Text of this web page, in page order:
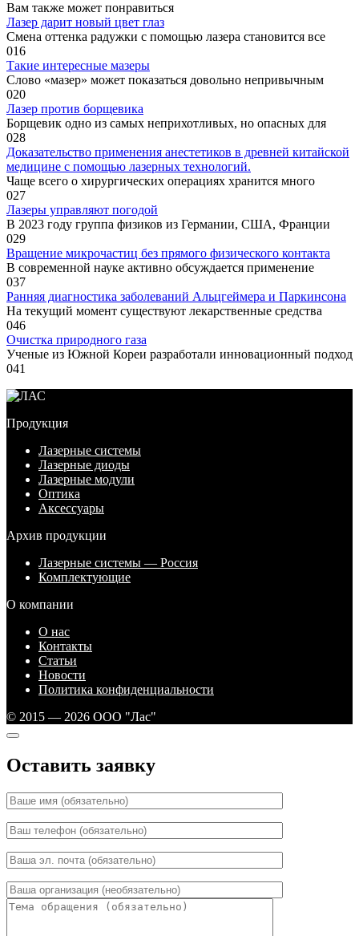
Вам также может понравиться
Лазер дарит новый цвет глаз
Смена оттенка радужки с помощью лазера становится все
016
Такие интересные мазеры
Слово «мазер» может показаться довольно непривычным
020
Лазер против борщевика
Борщевик одно из самых неприхотливых, но опасных для
028
Доказательство применения анестетиков в древней китайской
медицине с помощью лазерных технологий.
Чаще всего о хирургических операциях хранится много
027
Лазеры управляют погодой
В 2023 году группа физиков из Германии, США, Франции
029
Вращение микрочастиц без прямого физического контакта
В современной науке активно обсуждается применение
037
Ранняя диагностика заболеваний Альцгеймера и Паркинсона
На текущий момент существуют лекарственные средства
046
Очистка природного газа
Ученые из Южной Кореи разработали инновационный подход
041
Продукция
Лазерные системы
Лазерные диоды
Лазерные модули
Оптика
Аксессуары
Архив продукции
Лазерные системы — Россия
Комплектующие
О компании
О нас
Контакты
Статьи
Новости
Политика конфиденциальности
© 2015 — 2026 ООО "Лас"
Оставить заявку